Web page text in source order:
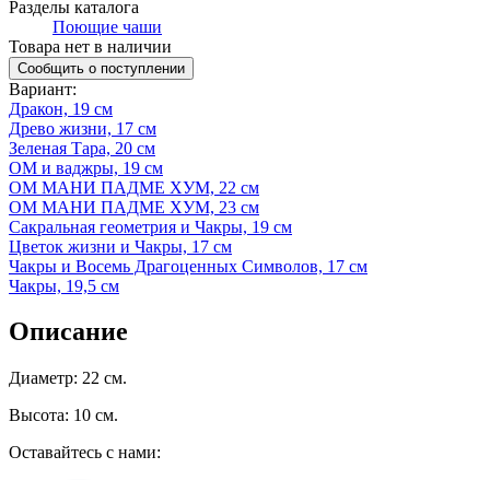
Разделы каталога
Поющие чаши
Товара нет в наличии
Сообщить о поступлении
Вариант:
Дракон, 19 см
Древо жизни, 17 см
Зеленая Тара, 20 см
ОМ и ваджры, 19 см
ОМ МАНИ ПАДМЕ ХУМ, 22 см
ОМ МАНИ ПАДМЕ ХУМ, 23 см
Сакральная геометрия и Чакры, 19 см
Цветок жизни и Чакры, 17 см
Чакры и Восемь Драгоценных Символов, 17 см
Чакры, 19,5 см
Описание
Диаметр: 22 см.
Высота: 10 см.
Оставайтесь с нами: